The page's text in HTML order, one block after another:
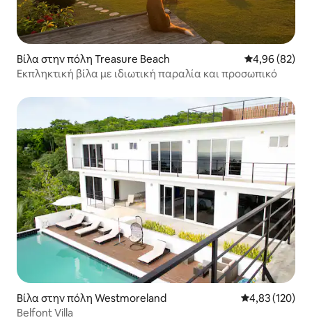
Βίλα στην πόλη Treasure Beach Μέση
4,96 (82)
Εκπληκτική βίλα με ιδιωτική παραλία και προσωπικό
Βίλα στην πόλη Westmoreland Μέση
4,83 (120)
Belfont Villa